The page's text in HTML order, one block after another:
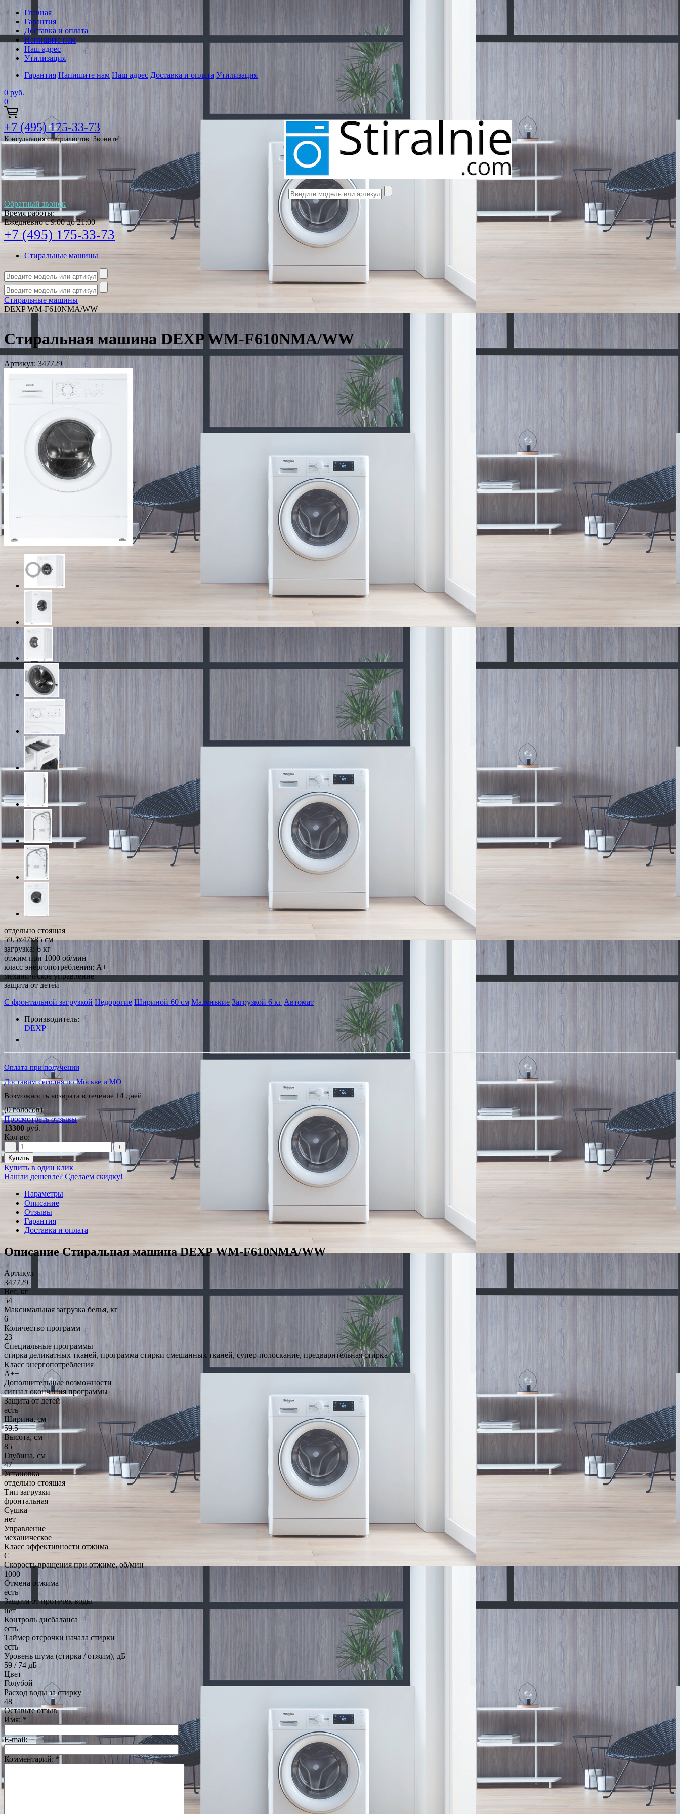
Главная
Гарантия
Доставка и оплата
Напишите нам
Наш адрес
Утилизация
Гарантия Напишите нам Наш адрес Доставка и оплата Утилизация
0 руб.
0
+7 (495) 175-33-73
Консультация специалистов. Звоните!
Обратный звонок
Время работы:
Ежедневно с 9:00 до 21:00
+7 (495) 175-33-73
Стиральные машины
Стиральные машины
DEXP WM-F610NMA/WW
Стиральная машина DEXP WM-F610NMA/WW
Артикул: 347729
отдельно стоящая
59.5x47x85 см
загрузка: 6 кг
отжим при 1000 об/мин
класс энергопотребления: A++
механическое управление
защита от детей
С фронтальной загрузкой Недорогие Шириной 60 см Маленькие Загрузкой 6 кг Автомат
Производитель:
DEXP
*Наличие уточняйте у менеджера
Оплата при получении
Доставим сегодня по Москве и МО
Возможность возврата в течение 14 дней
(0 голосов)
Просмотреть отзывы
13300 руб.
Кол-во:
−
+
Купить
Купить в один клик
Нашли дешевле? Сделаем скидку!
Параметры
Описание
Отзывы
Гарантия
Доставка и оплата
Описание Стиральная машина DEXP WM-F610NMA/WW
Артикул
347729
Вес, кг
54
Максимальная загрузка белья, кг
6
Количество программ
23
Специальные программы
стирка деликатных тканей, программа стирки смешанных тканей, супер-полоскание, предварительная стирка
Класс энергопотребления
A++
Дополнительные возможности
сигнал окончания программы
Защита от детей
есть
Ширина, см
59.5
Высота, см
85
Глубина, см
47
Установка
отдельно стоящая
Тип загрузки
фронтальная
Сушка
нет
Управление
механическое
Класс эффективности отжима
C
Скорость вращения при отжиме, об/мин
1000
Отмена отжима
есть
Защита от протечек воды
нет
Контроль дисбаланса
есть
Таймер отсрочки начала стирки
есть
Уровень шума (стирка / отжим), дБ
59 / 74 дБ
Цвет
Голубой
Расход воды за стирку
48
Оставьте отзыв
Имя: *
E-mail:
Комментарий: *